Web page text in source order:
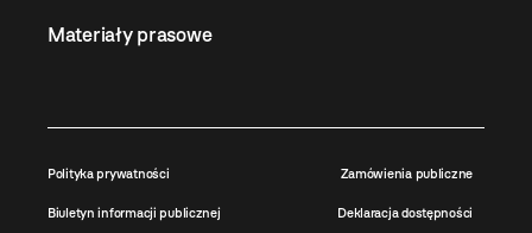
Materiały prasowe
Polityka prywatności Zamówienia publiczne
Biuletyn informacji publicznej Deklaracja dostępności